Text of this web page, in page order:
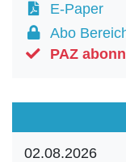
E-Paper
Abo
PAZ
02.08.2026